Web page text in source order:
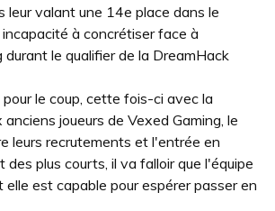
leur valant une 14e place dans le
à concrétiser face à
durant le qualifier de la DreamHack
le coup, cette fois-ci avec la
joueurs de Vexed Gaming, le
leurs recrutements et l'entrée en
des plus courts, il va falloir que l'équipe
est capable pour espérer passer en